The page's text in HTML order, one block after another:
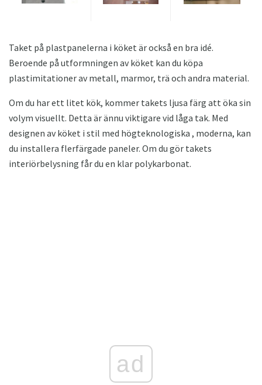
Taket på plastpanelerna i köket är också en bra idé.
Beroende på utformningen av köket kan du köpa
plastimitationer av metall, marmor, trä och andra material.
Om du har ett litet kök, kommer takets ljusa färg att öka sin
volym visuellt. Detta är ännu viktigare vid låga tak. Med
designen av köket i stil med högteknologiska , moderna, kan
du installera flerfärgade paneler. Om du gör takets
interiörbelysning får du en klar polykarbonat.
ad